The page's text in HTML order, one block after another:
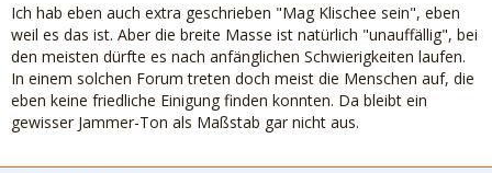
Ich hab eben auch extra geschrieben "Mag Klischee sein", eben
weil es das ist. Aber die breite Masse ist natürlich "unauffällig", bei
den meisten dürfte es nach anfänglichen Schwierigkeiten laufen.
In einem solchen Forum treten doch meist die Menschen auf, die
eben keine friedliche Einigung finden konnten. Da bleibt ein
gewisser Jammer-Ton als Maßstab gar nicht aus.